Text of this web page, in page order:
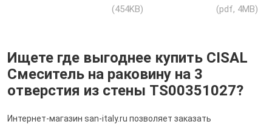
(454KB) (pdf, 4MB)
Ищете где выгоднее купить CISAL
Смеситель на раковину на 3
отверстия из стены TS00351027?
Интернет-магазин san-italy.ru позволяет заказать